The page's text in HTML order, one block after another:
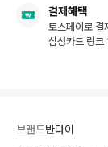
결제혜택
토스페이로 결
삼성카드 링
브랜드반다이